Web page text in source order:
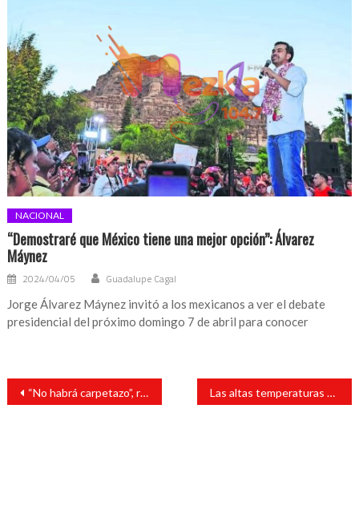
NACIONAL
“Demostraré que México tiene una mejor opción”: Álvarez
Máynez
2024/04/05 Guadalupe Cagal
Jorge Álvarez Máynez invitó a los mexicanos a ver el debate
presidencial del próximo domingo 7 de abril para conocer
Navegación
entradas
“No habrá carpetazo”, reitera AMLO sobre el Caso Ayotzinapa tras reunirse con familiares de normalistas Las altas temperaturas de hasta 38 grados en Japón dejan un muerto